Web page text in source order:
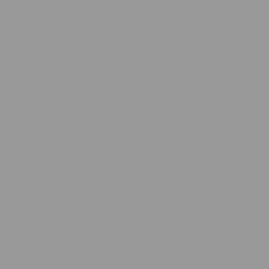
dell'azienda, abbiamo raccolto le
alle nostre linee guida sulle